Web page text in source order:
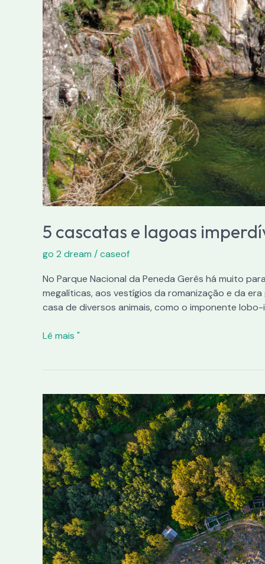
5 cascatas e lagoas
go 2 dream /caseof
No Parque Nacional da Peneda Gerês há muito
megalíticas, aos vestígios da romanização e da
casa de diversos animais, como o imponente
Lê mais "
Brandas
e
Inverneiras:
3
que
deve
visitar
na
Peneda-
Gerês